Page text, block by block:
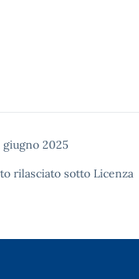
giugno 2025
rilasciato sotto Licenza